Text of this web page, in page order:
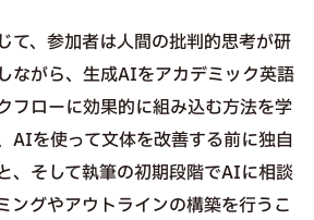
て、参加者は人間の批判的思考が研
ながら、生成AIをアカデミック英語
フローに効果的に組み込む方法を学
AIを使って文体を改善する前に独自
、そして執筆の初期段階でAIに相談
ングやアウトラインの構築を行うこ